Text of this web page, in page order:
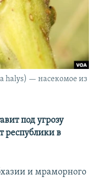
halys) — насекомое из
под угрозу
республики в
и мраморного